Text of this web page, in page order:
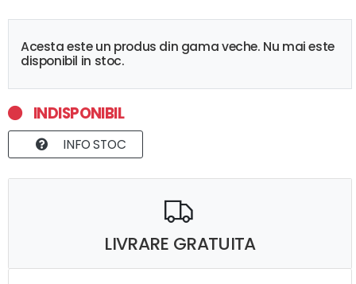
Acesta este un produs din gama veche. Nu mai este
disponibil in stoc.
INDISPONIBIL
INFO STOC
LIVRARE GRATUITA